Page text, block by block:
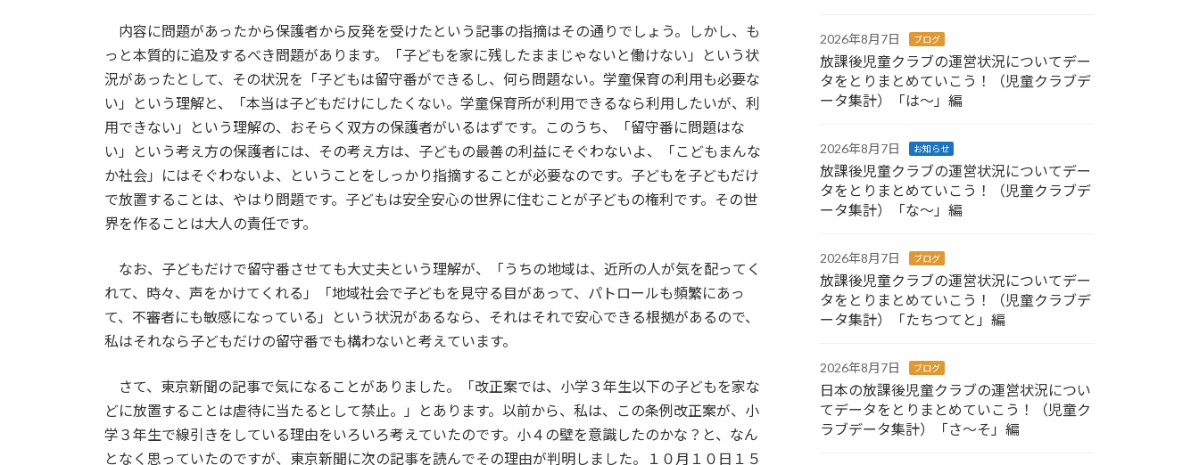
内容に問題があったから保護者から反発を受けたという記事の指摘はその通りでしょう。しかし、も
っと本質的に追及するべき問題があります。「子どもを家に残したままじゃないと働けない」という状
況があったとして、その状況を「子どもは留守番ができるし、何ら問題ない。学童保育の利用も必要な
い」という理解と、「本当は子どもだけにしたくない。学童保育所が利用できるなら利用したいが、利
用できない」という理解の、おそらく双方の保護者がいるはずです。このうち、「留守番に問題はな
い」という考え方の保護者には、その考え方は、子どもの最善の利益にそぐわないよ、「こどもまんな
か社会」にはそぐわないよ、ということをしっかり指摘することが必要なのです。子どもを子どもだけ
で放置することは、やはり問題です。子どもは安全安心の世界に住むことが子どもの権利です。その世
界を作ることは大人の責任です。
なお、子どもだけで留守番させても大丈夫という理解が、「うちの地域は、近所の人が気を配ってく
れて、時々、声をかけてくれる」「地域社会で子どもを見守る目があって、パトロールも頻繁にあっ
て、不審者にも敏感になっている」という状況があるなら、それはそれで安心できる根拠があるので、
私はそれなら子どもだけの留守番でも構わないと考えています。
さて、東京新聞の記事で気になることがありました。「改正案では、小学３年生以下の子どもを家な
どに放置することは虐待に当たるとして禁止。」とあります。以前から、私は、この条例改正案が、小
学３年生で線引きをしている理由をいろいろ考えていたのです。小４の壁を意識したのかな？と、なん
となく思っていたのですが、東京新聞に次の記事を読んでその理由が判明しました。１０月１０日１５
2026年8月7日 ブログ
放課後児童クラブの運営状況についてデー
タをとりまとめていこう！（児童クラブデ
ータ集計）「は～」編
2026年8月7日 お知らせ
放課後児童クラブの運営状況についてデー
タをとりまとめていこう！（児童クラブデ
ータ集計）「な～」編
2026年8月7日 ブログ
放課後児童クラブの運営状況についてデー
タをとりまとめていこう！（児童クラブデ
ータ集計）「たちつてと」編
2026年8月7日 ブログ
日本の放課後児童クラブの運営状況につい
てデータをとりまとめていこう！（児童ク
ラブデータ集計）「さ～そ」編